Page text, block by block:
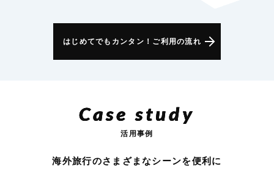
はじめてでもカンタン！ご利用の流れ
Case study
活用事例
海外旅行のさまざまなシーンを便利に